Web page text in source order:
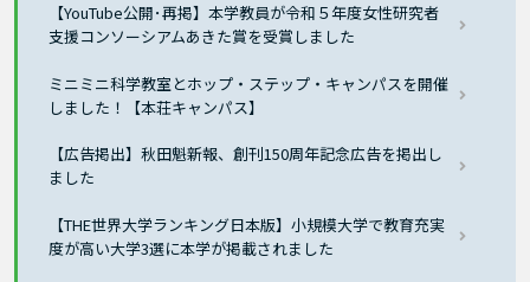
【YouTube公開･再掲】本学教員が令和５年度女性研究者
支援コンソーシアムあきた賞を受賞しました
ミニミニ科学教室とホップ・ステップ・キャンパスを開催
しました！【本荘キャンパス】
【広告掲出】秋田魁新報、創刊150周年記念広告を掲出し
ました
【THE世界大学ランキング日本版】小規模大学で教育充実
度が高い大学3選に本学が掲載されました